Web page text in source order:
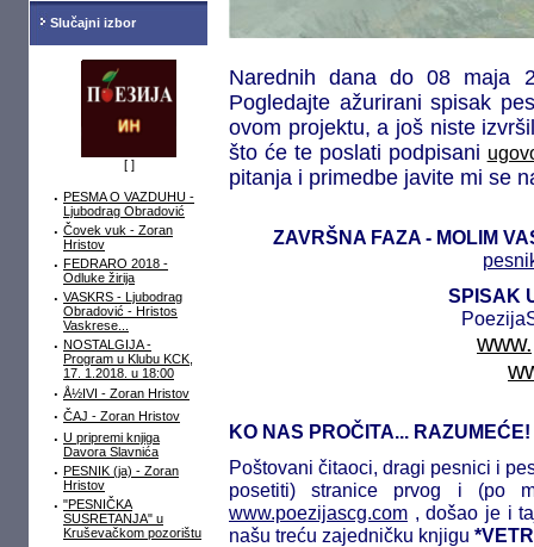
Slučajni izbor
[ ]
· PESMA O VAZDUHU -
Ljubodrag Obradović
· Čovek vuk - Zoran
Hristov
· FEDRARO 2018 -
Odluke žirija
· VASKRS - Ljubodrag
Obradović - Hristos
Vaskrese...
· NOSTALGIJA -
Program u Klubu KCK,
17. 1.2018. u 18:00
· Å½IVI - Zoran Hristov
· ČAJ - Zoran Hristov
· U pripremi knjiga
Davora Slavnića
· PESNIK (ja) - Zoran
Hristov
· "PESNIČKA
SUSRETANJA" u
Kruševačkom pozorištu
Narednih dana do 08 maja
Pogledajte ažurirani spisak
ovom projektu, a još niste
što će te poslati podpisani
pitanja i primedbe javite mi se
ZAVRŠNA FAZA - MOLIM
SPISAK
KO NAS PROČITA... RAZUMEĆE!
Poštovani čitaoci, dragi pesnici i
posetiti) stranice
prvog i (po
www.poezijascg.com ,došao je i
našu treću zajedničku knjigu